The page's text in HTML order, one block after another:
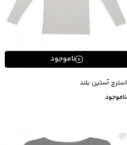
ناموجود
استرچ آستین بلند
ناموجود